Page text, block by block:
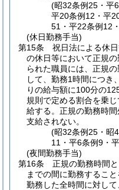
(昭32条例25・平
平20条例12・平
51・平22条例12
(休日勤務手当)
第15条
祝日法による休
の休日等において正規
られた職員には、正規
して、勤務1時間につき、
りの給与額に100分の
規則で定める割合を乗
給する。 正規の勤務時
支給されない。
(昭32条例25・昭
11・平6条例9・
(夜間勤務手当)
第16条
正規の勤務時間
までの間に勤務するこ
勤務した全時間に対して